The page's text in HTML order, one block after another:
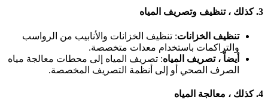
كذلك ، تنظيف وتصريف المياه
تنظيف الخزانات: تنظيف الخزانات والأنابيب من الرواسب
والتراكمات باستخدام معدات متخصصة.
أيضاً ، تصريف المياه: تصريف المياه إلى محطات معالجة مياه
الصرف الصحي أو إلى أنظمة التصريف المخصصة.
كذلك ، معالجة المياه